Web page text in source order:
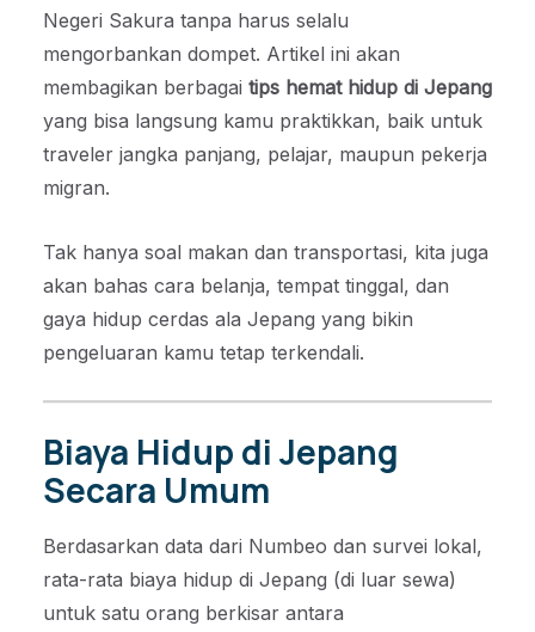
Negeri Sakura tanpa harus selalu
mengorbankan dompet. Artikel ini akan
membagikan berbagai tips hemat hidup di Jepang
yang bisa langsung kamu praktikkan, baik untuk
traveler jangka panjang, pelajar, maupun pekerja
migran.
Tak hanya soal makan dan transportasi, kita juga
akan bahas cara belanja, tempat tinggal, dan
gaya hidup cerdas ala Jepang yang bikin
pengeluaran kamu tetap terkendali.
Biaya Hidup di Jepang
Secara Umum
Berdasarkan data dari Numbeo dan survei lokal,
rata-rata biaya hidup di Jepang (di luar sewa)
untuk satu orang berkisar antara